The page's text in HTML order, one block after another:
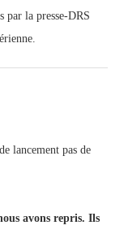
par la presse-DRS
lancement pas de
avons repris. Ils